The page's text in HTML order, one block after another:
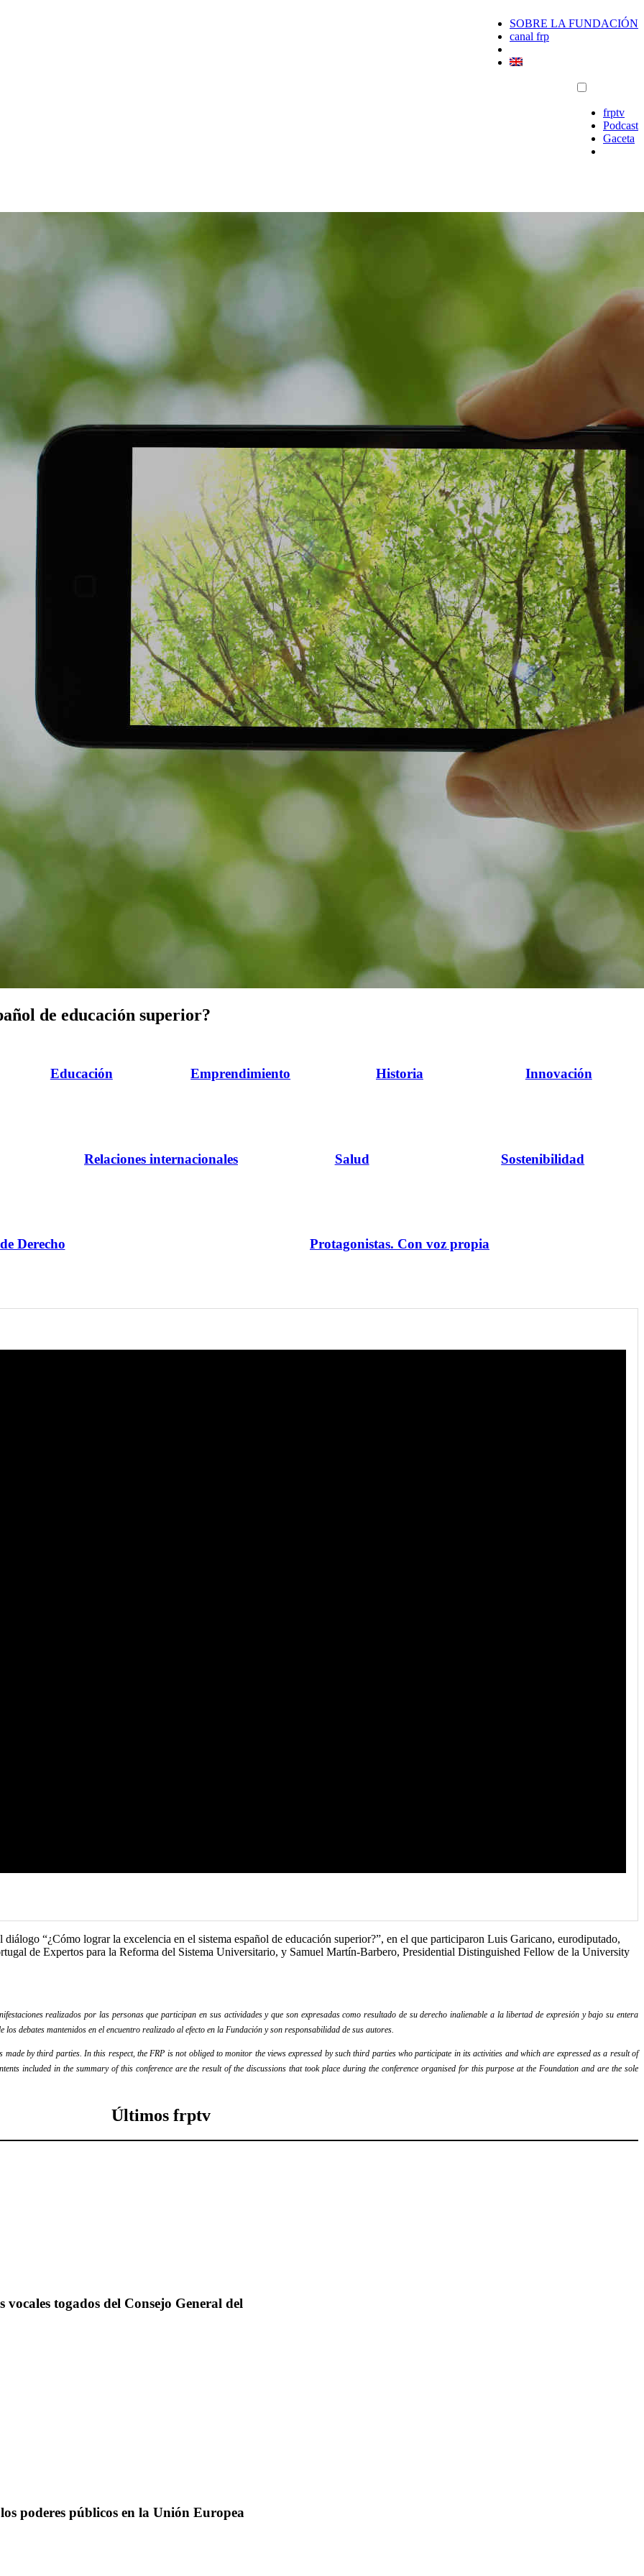
SOBRE LA FUNDACIÓN
canal frp
frptv
Podcast
Gaceta
de educación superior?
Educación Emprendimiento Historia Innovación
Relaciones internacionales Salud Sostenibilidad
Derecho Protagonistas. Con voz propia
“¿Cómo lograr la excelencia en el sistema español de educación superior?”, en el que participaron Luis Garicano, eurodiputado,
de Expertos para la Reforma del Sistema Universitario, y Samuel Martín-Barbero, Presidential Distinguished Fellow de la University
realizados por las personas que participan en sus actividades y que son expresadas como resultado de su derecho inalienable a la libertad de expresión y bajo su entera
debates mantenidos en el encuentro realizado al efecto en la Fundación y son responsabilidad de sus autores.
by third parties. In this respect, the FRP is not obliged to monitor the views expressed by such third parties who participate in its activities and which are expressed as a result of
included in the summary of this conference are the result of the discussions that took place during the conference organised for this purpose at the Foundation and are the sole
Últimos frptv
togados del Consejo General del
poderes públicos en la Unión Europea